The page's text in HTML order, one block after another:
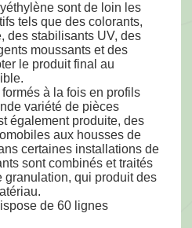
sont de loin les
tels que des colorants,
des stabilisants UV, des
moussants et des
le produit final au
à la fois en profils
variété de pièces
également produite, des
aux housses de
certaines installations de
sont combinés et traités
granulation, qui produit des
de 60 lignes